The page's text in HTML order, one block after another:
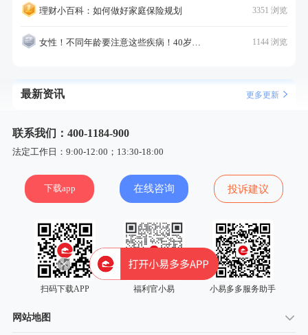
理财小百科：如何做好家庭保险规划 3351 浏览
女性！不同年龄要注意这些疾病！40岁的这个疾病最需要注意！ 1144 浏览
最新资讯 更多更新
联系我们：400-1184-900
法定工作日：9:00-12:00；13:30-18:00
下载app 在线咨询 投诉建议
扫码下载APP 福利官小易 小易多多服务助手
网站地图